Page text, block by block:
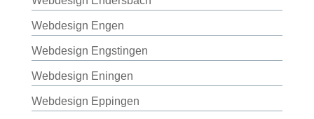
Webdesign Engen
Webdesign Engstingen
Webdesign Eningen
Webdesign Eppingen